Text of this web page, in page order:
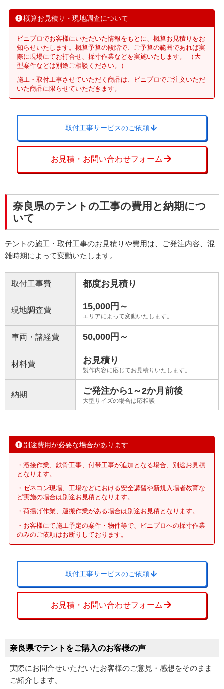
概算お見積り・現地調査について
ビニプロでお客様にいただいた情報をもとに、概算お見積りをお
知らせいたします。概算予算の段階で、ご予算の範囲であれば実
際に現場にてお打合せ、採寸作業などを実施いたします。 （大
型案件などは別途ご相談ください。）
施工・取付工事させていただく商品は、ビニプロでご注文いただ
いた商品に限らせていただきます。
取付工事サービスのご依頼
お見積・お問い合わせフォーム
奈良県のテントの工事の費用と納期につ
いて
テントの施工・取付工事のお見積りや費用は、ご発注内容、混
雑時期によって変動いたします。
取付工事費 都度お見積り
現地調査費 15,000円～
エリアによって変動いたします。
車両・諸経費 50,000円～
材料費 お見積り
製作内容に応じてお見積りいたします。
納期 ご発注から1～2か月前後
大型サイズの場合は応相談
別途費用が必要な場合があります
・溶接作業、鉄骨工事、付帯工事が追加となる場合、別途お見積
となります。
・ゼネコン現場、工場などにおける安全講習や新規入場者教育な
ど実施の場合は別途お見積となります。
・荷揚げ作業、運搬作業がある場合は別途お見積となります。
・お客様にて施工予定の案件・物件等で、ビニプロへの採寸作業
のみのご依頼はお断りしております。
取付工事サービスのご依頼
お見積・お問い合わせフォーム
奈良県でテントをご購入のお客様の声
実際にお問合せいただいたお客様のご意見・感想をそのまま
ご紹介します。